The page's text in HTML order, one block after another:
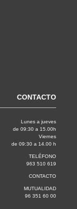
CONTACTO
Lunes a jueves
de 09:30 a 15.00h
Viernes
de 09:30 a 14.00 h
TELÉFONO
963 510 619
CONTACTO
MUTUALIDAD
96 351 60 00